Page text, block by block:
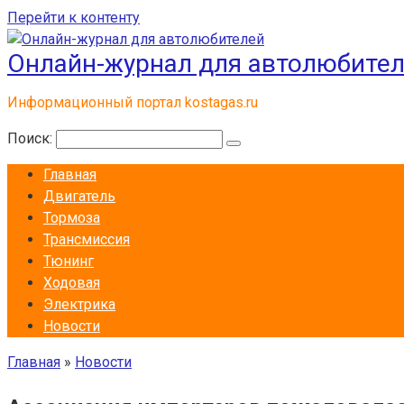
Перейти к контенту
Онлайн-журнал для
Информационный портал kostagas.ru
Поиск:
Главная
Двигатель
Тормоза
Трансмиссия
Тюнинг
Ходовая
Электрика
Новости
Главная » Новости